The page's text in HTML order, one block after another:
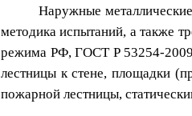
Наружные
методика испытаний, а также
режима РФ, ГОСТ Р 53254-
лестницы к стене, площадки
пожарной лестницы,